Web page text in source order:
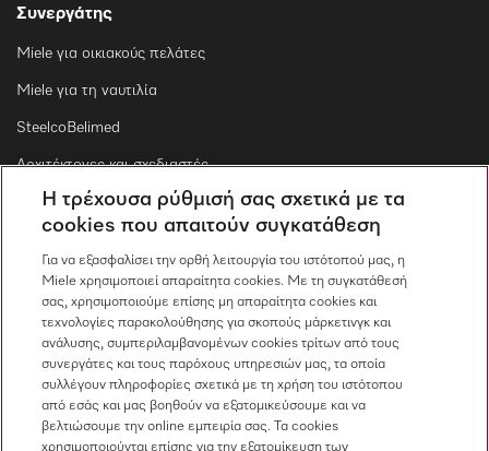
Συνεργάτης
Miele για οικιακούς πελάτες
Miele για τη ναυτιλία
SteelcoBelimed
Αρχιτέκτονες και σχεδιαστές
Για εμπορικούς συνεργάτες
Επικοινωνία
Επισκόπηση επικοινωνίας
Πωλήσεις
210 6794444
Η τρέχουσα ρύθμισή σας σχετικά με τα
cookies που απαιτούν συγκατάθεση
Για να εξασφαλίσει την ορθή λειτουργία του ιστότοπού μας, η
Miele χρησιμοποιεί απαραίτητα cookies. Με τη συγκατάθεσή
σας, χρησιμοποιούμε επίσης μη απαραίτητα cookies και
τεχνολογίες παρακολούθησης για σκοπούς μάρκετινγκ και
ανάλυσης, συμπεριλαμβανομένων cookies τρίτων από τους
συνεργάτες και τους παρόχους υπηρεσιών μας, τα οποία
συλλέγουν πληροφορίες σχετικά με τη χρήση του ιστότοπου
από εσάς και μας βοηθούν να εξατομικεύσουμε και να
βελτιώσουμε την online εμπειρία σας. Τα cookies
χρησιμοποιούνται επίσης για την εξατομίκευση των